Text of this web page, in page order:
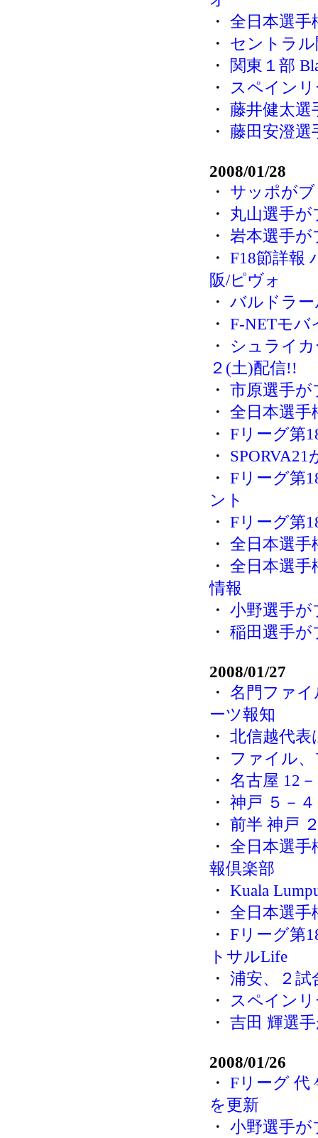
・ 全日本選手
・ セントラ
・ 関東１部
・
スペイン
・ 藤井健太
・ 藤田安澄
2008/01/28
・ サッポが
・ 丸山選手
・ 岩本選手
・ F18節詳報
阪/ピヴォ
・ バルドラ
・ F-NETモバ
・ シュライ
２(土)配信!!
・ 市原選手
・ 全日本選手
・ Fリーグ第
・
・ Fリーグ第
ント
・ Fリーグ第
・ 全日本選手
・ 全日本選手
情報
・ 小野選手
・ 稲田選手
2008/01/27
・ 名門ファ
ーツ報知
・ 北信越代表
・ ファイル
・ 名古屋 12
・ 神戸 ５－
・ 前半 神戸
・ 全日本選手
報倶楽部
・ Kuala
・ 全日本選手
・ Fリーグ第
トサルLife
・ 浦安、２試
・
スペイン
・ 吉田 輝選
2008/01/26
・ Fリーグ 代
を更新
・ 小野選手